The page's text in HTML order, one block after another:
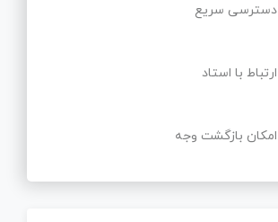
دسترسی سریع
ارتباط با استاد
امکان بازگشت وجه